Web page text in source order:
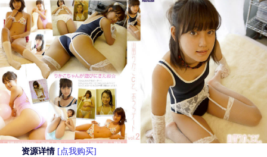
资源详情 [点我购买]